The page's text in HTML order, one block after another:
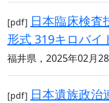
[pdf] 日本臨床検査
形式 319キロバイ
福井県，2025年02月
[pdf] 日本遺族政治